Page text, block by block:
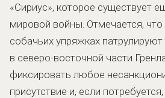
«Сириус», которое существует
мировой войны. Отмечается,
собачьих упряжках
в северо-восточной части
фиксировать любое
присутствие и, если